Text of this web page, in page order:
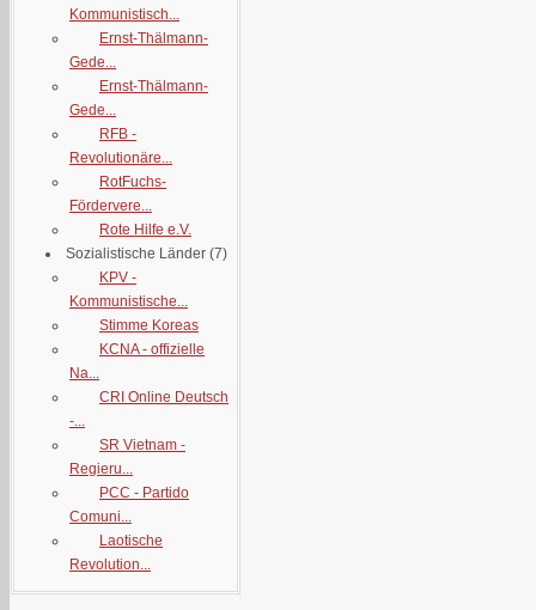
Kommunistisch...
Ernst-Thälmann-
Gede...
Ernst-Thälmann-
Gede...
RFB -
Revolutionäre...
RotFuchs-
Fördervere...
Rote Hilfe e.V.
Sozialistische Länder (7)
KPV -
Kommunistische...
Stimme Koreas
KCNA - offizielle
Na...
CRI Online Deutsch
-...
SR Vietnam -
Regieru...
PCC - Partido
Comuni...
Laotische
Revolution...